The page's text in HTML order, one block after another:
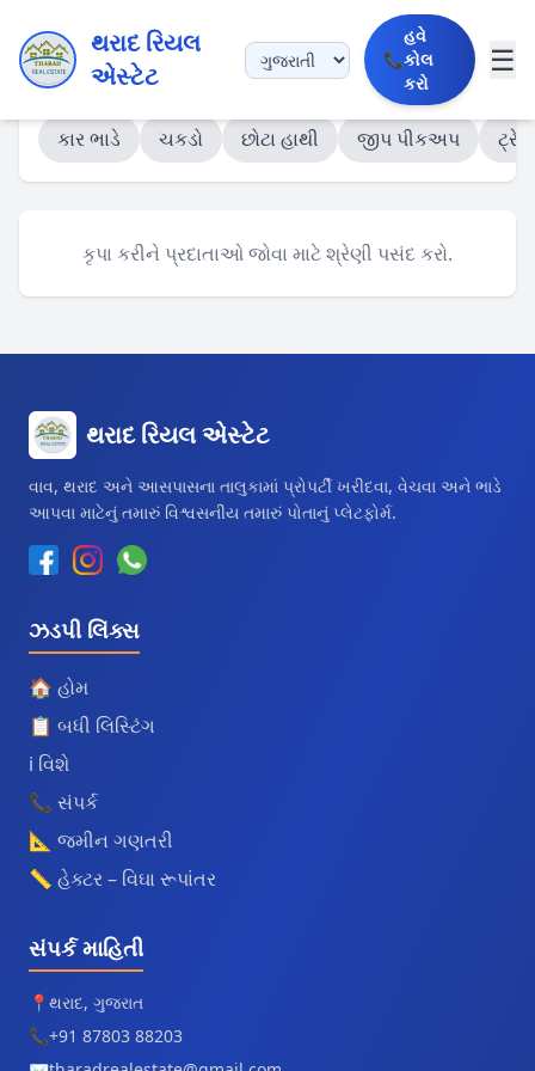
થરાદ રિયલ
એસ્ટેટ
📞
હવે
કોલ
કરો
☰
કાર ભાડે ચકડો છોટા હાથી જીપ પીકઅપ
કૃપા કરીને પ્રદાતાઓ જોવા માટે શ્રેણી પસંદ કરો.
થરાદ રિયલ એસ્ટેટ
વાવ, થરાદ અને આસપાસના તાલુકામાં પ્રોપર્ટી ખરીદવા, વેચવા અને ભાડે
આપવા માટેનું તમારું વિશ્વસનીય તમારું પોતાનું પ્લેટફોર્મ.
ઝડપી લિંક્સ
🏠 હોમ
📋 બધી લિસ્ટિંગ
ℹ️ વિશે
📞 સંપર્ક
📐 જમીન ગણતરી
📏 હેક્ટર – વિઘા રૂપાંતર
સંપર્ક માહિતી
📍 થરાદ, ગુજરાત
📞+91 87803 88203